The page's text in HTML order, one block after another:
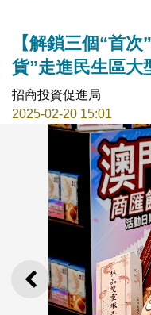
【解鎖三個“首
貨”走進民生區大
招商投資促進局
2025-02-20 15:01
上一則